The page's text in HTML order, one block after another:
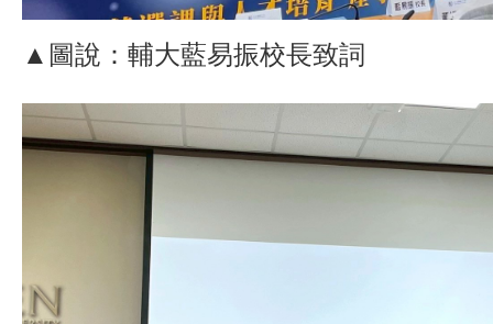
▲圖說：輔大藍易振校長致詞